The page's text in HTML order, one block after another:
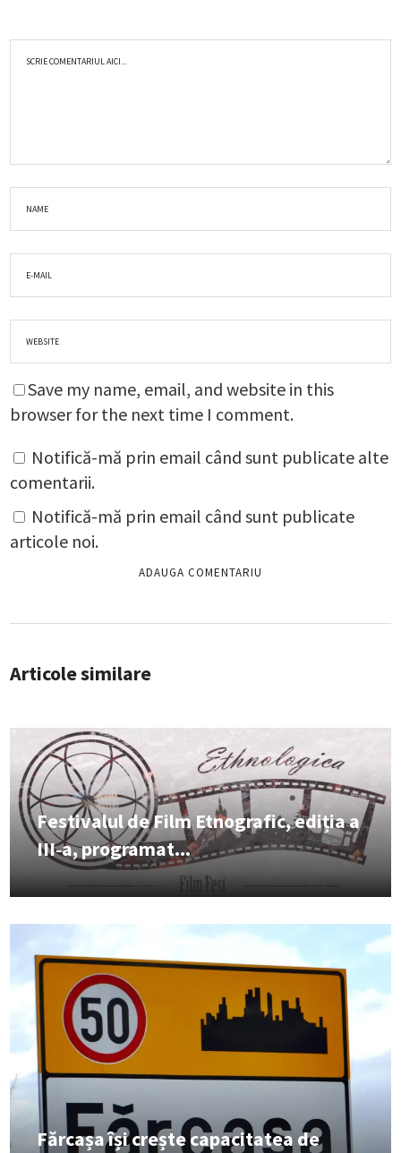
Save my name, email, and website in this
browser for the next time I comment.
Notifică-mă prin email când sunt publicate alte
comentarii.
Notifică-mă prin email când sunt publicate
articole noi.
Articole similare
Festivalul de Film Etnografic, ediția a
III‑a, programat...
Fărcașa își crește capacitatea de